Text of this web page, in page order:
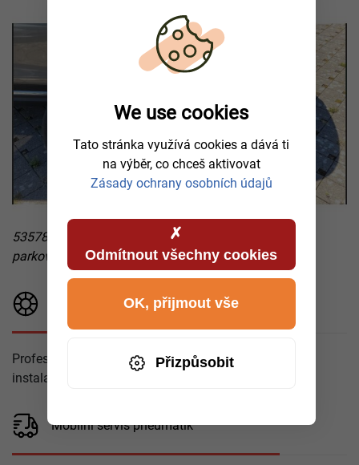
53578 Windhagen, mobilní výměna pneumatik na
parkovišti po defektu
Montáž pneumatik
Profesionální
instalace a vyvážení.
Mobilní servis pneumatik
We use cookies
Tato stránka využívá cookies a dává ti
na výběr, co chceš aktivovat
Zásady ochrany osobních údajů
Odmítnout všechny cookies
Přizpůsobit
OK, přijmout vše